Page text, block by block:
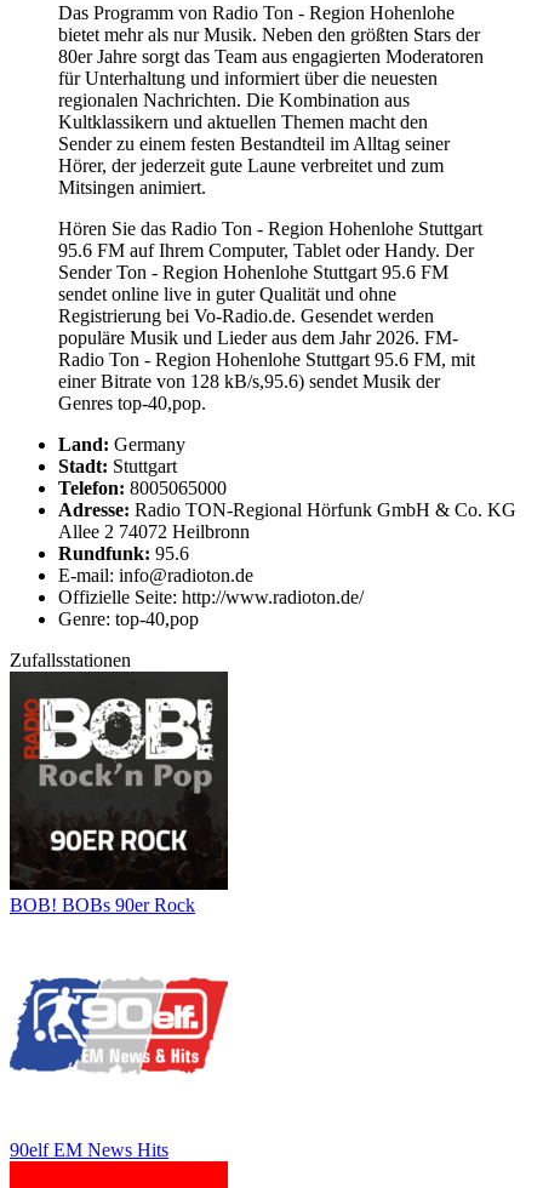
Das Programm von Radio Ton - Region Hohenlohe
bietet mehr als nur Musik. Neben den größten Stars der
80er Jahre sorgt das Team aus engagierten Moderatoren
für Unterhaltung und informiert über die neuesten
regionalen Nachrichten. Die Kombination aus
Kultklassikern und aktuellen Themen macht den
Sender zu einem festen Bestandteil im Alltag seiner
Hörer, der jederzeit gute Laune verbreitet und zum
Mitsingen animiert.
Hören Sie das Radio Ton - Region Hohenlohe Stuttgart
95.6 FM auf Ihrem Computer, Tablet oder Handy. Der
Sender Ton - Region Hohenlohe Stuttgart 95.6 FM
sendet online live in guter Qualität und ohne
Registrierung bei Vo-Radio.de. Gesendet werden
populäre Musik und Lieder aus dem Jahr 2026. FM-
Radio Ton - Region Hohenlohe Stuttgart 95.6 FM, mit
einer Bitrate von 128 kB/s,95.6) sendet Musik der
Genres top-40,pop.
Land: Germany
Stadt: Stuttgart
Telefon: 8005065000
Adresse: Radio TON-Regional Hörfunk GmbH & Co. KG
Allee 2 74072 Heilbronn
Rundfunk: 95.6
E-mail: info@radioton.de
Offizielle Seite: http://www.radioton.de/
Genre: top-40,pop
Zufallsstationen
BOB! BOBs 90er Rock
90elf EM News Hits